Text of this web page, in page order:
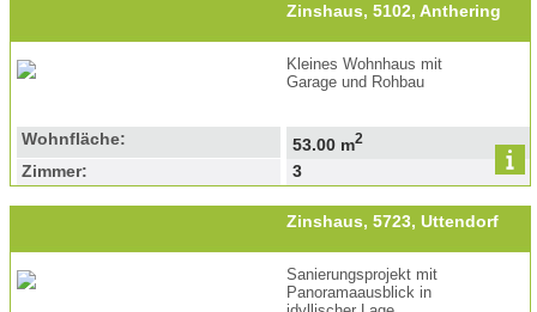
Zinshaus, 5102, Anthering
Kleines Wohnhaus mit
Garage und Rohbau
Wohnfläche: 53.00 m2
Zimmer: 3
Zinshaus, 5723, Uttendorf
Sanierungsprojekt mit
Panoramaausblick in